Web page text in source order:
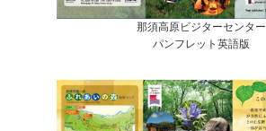
那須高原ビジターセンター
パンフレット英語版